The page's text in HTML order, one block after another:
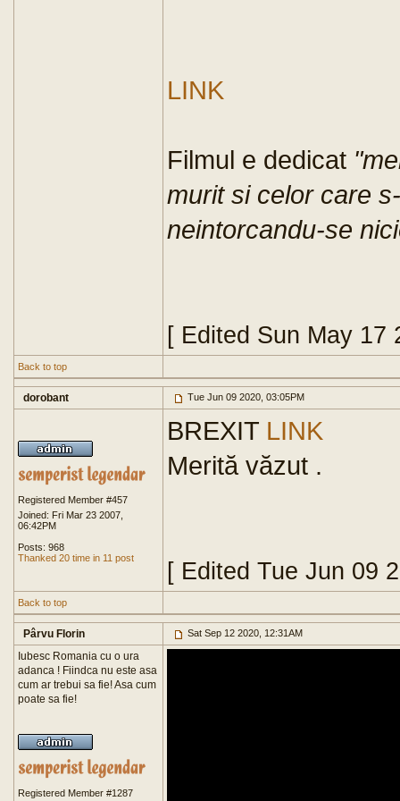
LINK
Filmul e dedicat
murit si celor care
neintorcandu-se
[ Edited Sun May 17
Back to top
dorobant Tue Jun 09 2020, 03:05PM
Registered Member #457
Joined: Fri Mar 23 2007,
06:42PM
Posts: 968
Thanked 20 time in 11 post
BREXIT LINK
Merită văzut .
[ Edited Tue Jun 09
Back to top
Pârvu Florin Sat Sep 12 2020, 12:31AM
Iubesc Romania cu o ura
adanca ! Fiindca nu este asa
cum ar trebui sa fie! Asa cum
poate sa fie!
Registered Member #1287